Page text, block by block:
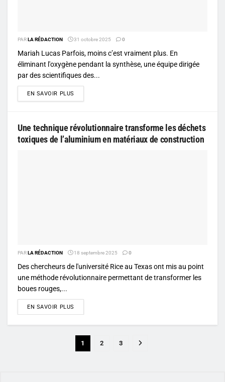
PARLA RÉDACTION 31 octobre 2025 0
Mariah Lucas Parfois, moins c’est vraiment plus. En
éliminant l'oxygène pendant la synthèse, une équipe dirigée
par des scientifiques des...
EN SAVOIR PLUS
Une technique révolutionnaire transforme les déchets
toxiques de l’aluminium en matériaux de construction
PARLA RÉDACTION 18 septembre 2025 0
Des chercheurs de l'université Rice au Texas ont mis au point
une méthode révolutionnaire permettant de transformer les
boues rouges,...
EN SAVOIR PLUS
1 2 3